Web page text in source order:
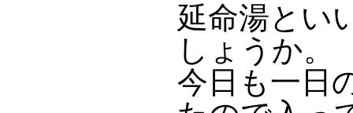
延命湯とい
しょうか。
今日も一日